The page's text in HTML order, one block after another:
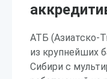
АТБ (Азиатско-
из крупнейших
Сибири с